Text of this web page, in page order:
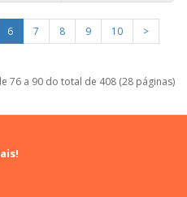
6 7 8 9 10
>
76 a 90 do total de 408 (28 páginas)